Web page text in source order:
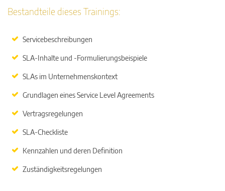
Bestandteile dieses Trainings:
Servicebeschreibungen
SLA-Inhalte und -Formulierungsbeispiele
SLAs im Unternehmenskontext
Grundlagen eines Service Level Agreements
Vertragsregelungen
SLA-Checkliste
Kennzahlen und deren Definition
Zuständigkeitsregelungen